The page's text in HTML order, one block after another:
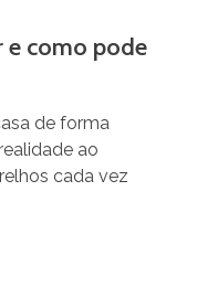
e como pode
de forma
ao
cada vez